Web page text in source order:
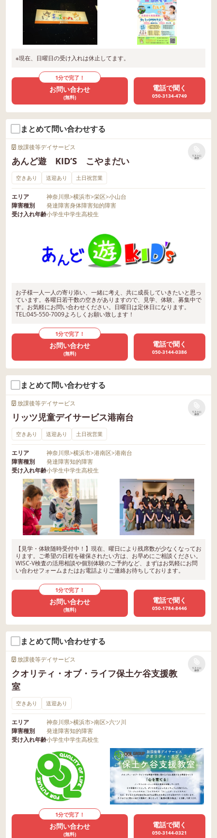
※現在、日曜日の受け入れは休止してます。
1分で完了！
お問い合わせ
(無料)
電話で聞く
050-3134-4749
まとめて問い合わせする
放課後等デイサービス
あんど遊 KID’S こやまだい
リストに
保存
空きあり 送迎あり 土日祝営業
エリア 神奈川県>横浜市>栄区>小山台
障害種別
発達障害身体障害知的障害
受け入れ年齢小学生中学生高校生
お子様一人一人の寄り添い、一緒に考え、共に成長していきたいと思っ
ています。各曜日若干数の空きがありますので、見学、体験、募集中で
す。お気軽にお問い合わせください。日曜日は定休日になります。
TEL:045-550-7009よろしくお願い致します！
1分で完了！
お問い合わせ
(無料)
電話で聞く
050-3144-0386
まとめて問い合わせする
放課後等デイサービス
リッツ児童デイサービス港南台
リストに
保存
空きあり 送迎あり 土日祝営業
エリア 神奈川県>横浜市>港南区>港南台
障害種別
発達障害知的障害
受け入れ年齢小学生中学生高校生
【見学・体験随時受付中！】現在、曜日により残席数が少なくなってお
ります。ご希望の日程を確保されたい方は、お早めにご相談ください。
WISC-V検査の活用相談や個別体験のご予約など、まずはお気軽にお問
い合わせフォームまたはお電話よりご連絡お待ちしております。
1分で完了！
お問い合わせ
(無料)
電話で聞く
050-1784-8446
まとめて問い合わせする
放課後等デイサービス
クオリティ・オブ・ライフ保土ケ谷支援教
室
リストに
保存
空きあり 送迎あり
エリア 神奈川県>横浜市>南区>六ツ川
障害種別
発達障害知的障害
受け入れ年齢小学生中学生高校生
1分で完了！
お問い合わせ
(無料)
電話で聞く
050-3144-0321